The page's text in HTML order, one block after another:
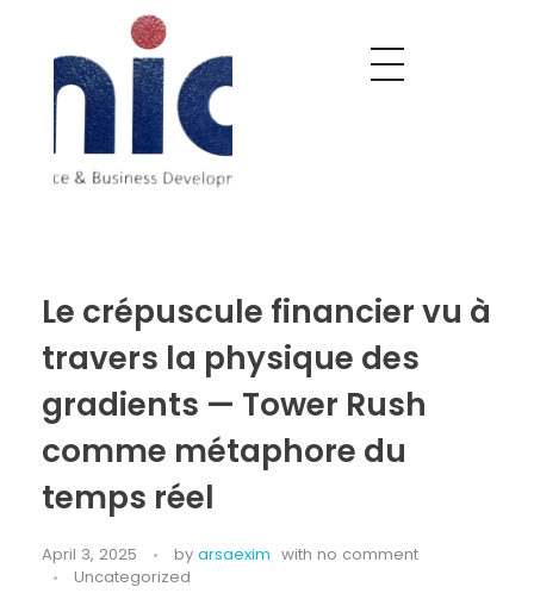
Le crépuscule financier vu à
travers la physique des
gradients — Tower Rush
comme métaphore du
temps réel
April 3, 2025 by arsaexim with no comment
Uncategorized